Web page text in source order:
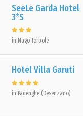
SeeLe Garda Hotel
3*S
in Nago Torbole
Hotel Villa Garuti
in Padenghe (Desenzano)